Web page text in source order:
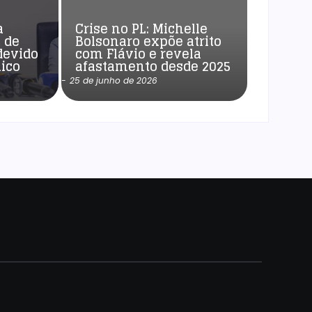
Crise no PL: Michelle
Bolsonaro expõe atrito
com Flávio e revela
afastamento desde 2025
- 25 de junho de 2026